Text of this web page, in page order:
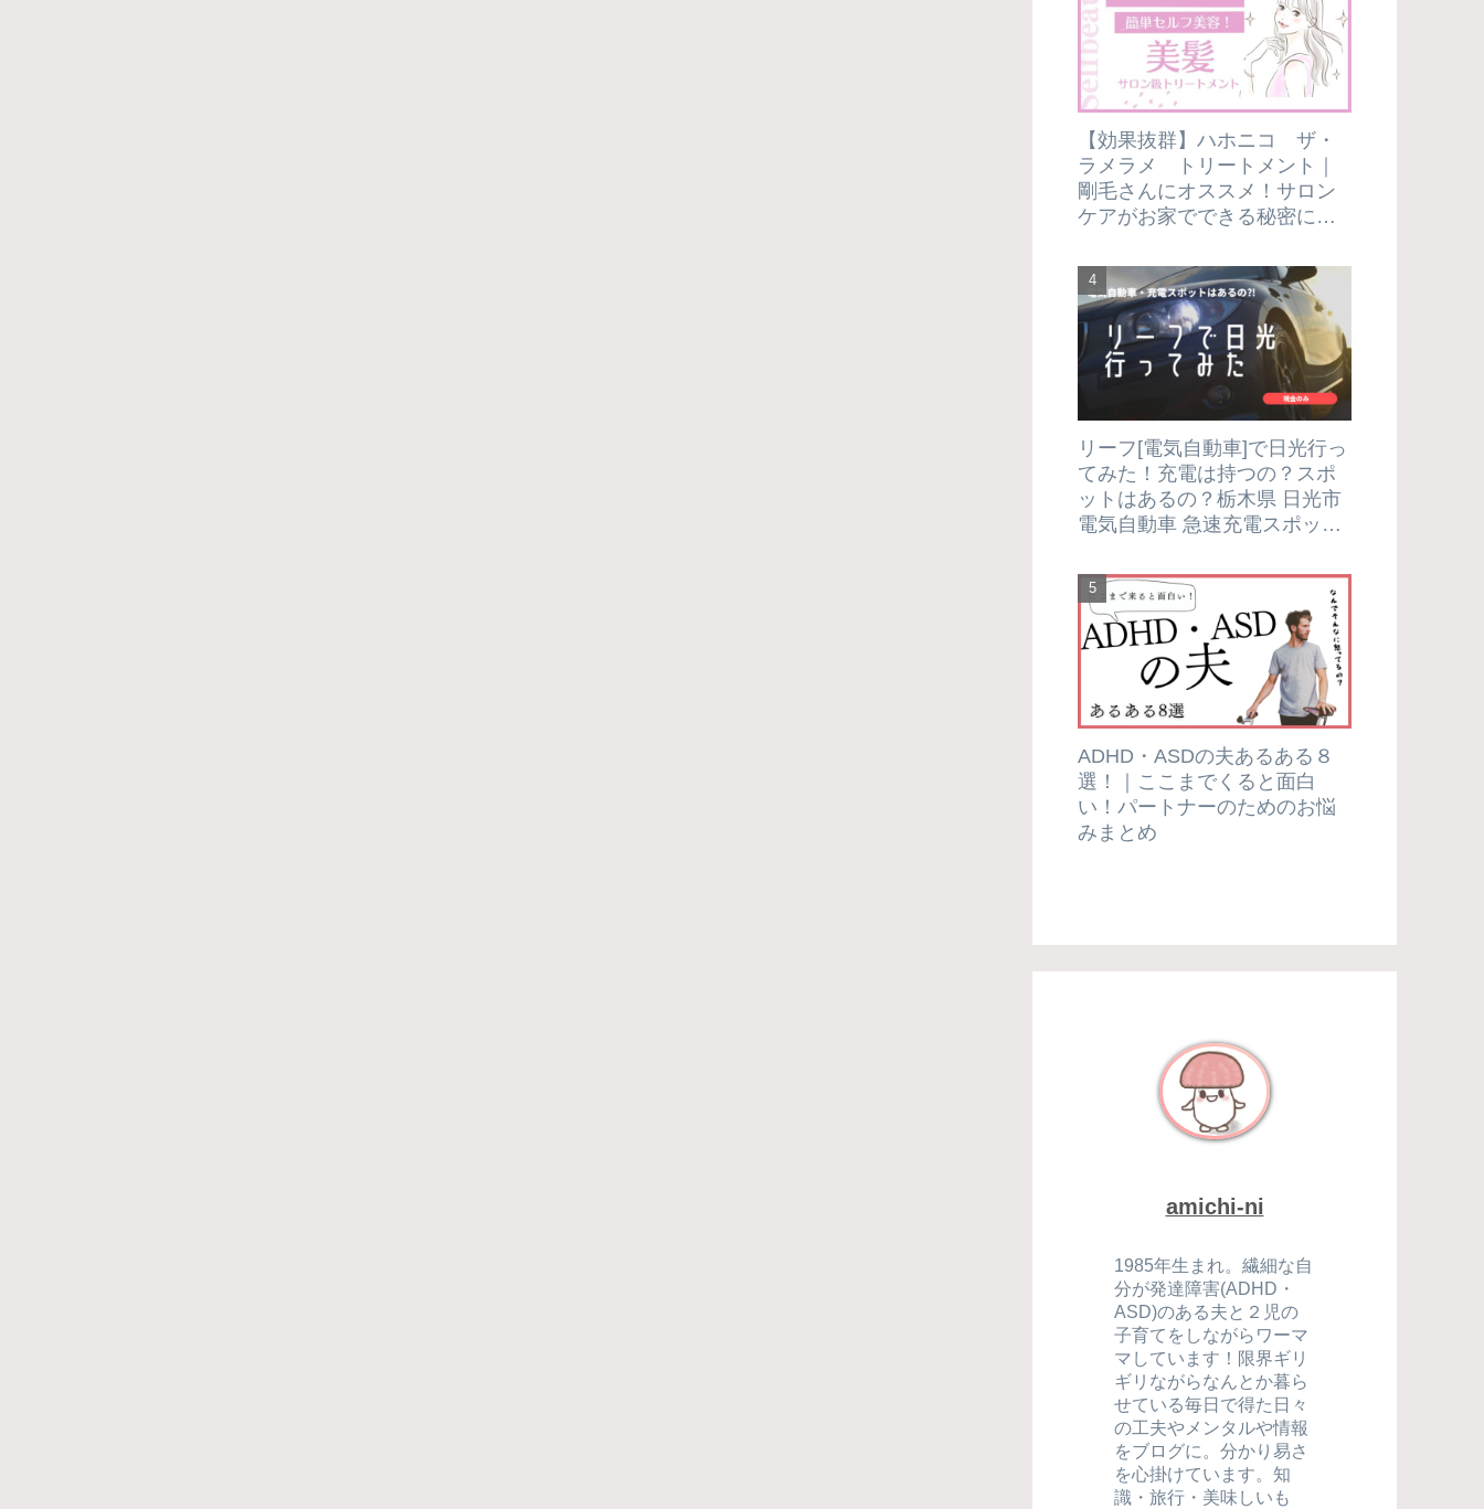
【効果抜群】ハホニコ ザ・
ラメラメ トリートメント｜
剛毛さんにオススメ！サロン
ケアがお家でできる秘密にし
リーフ[電気自動車]で日光行っ
てみた！充電は持つの？スポ
ットはあるの？栃木県 日光市
電気自動車 急速充電スポット
ADHD・ASDの夫あるある８
選！｜ここまでくると面白
い！パートナーのためのお悩
みまとめ
amichi-ni
1985年生まれ。繊細な自
分が発達障害(ADHD・
ASD)のある夫と２児の
子育てをしながらワーマ
マしています！限界ギリ
ギリながらなんとか暮ら
せている毎日で得た日々
の工夫やメンタルや情報
をブログに。分かり易さ
を心掛けています。知
識・旅行・美味しいも